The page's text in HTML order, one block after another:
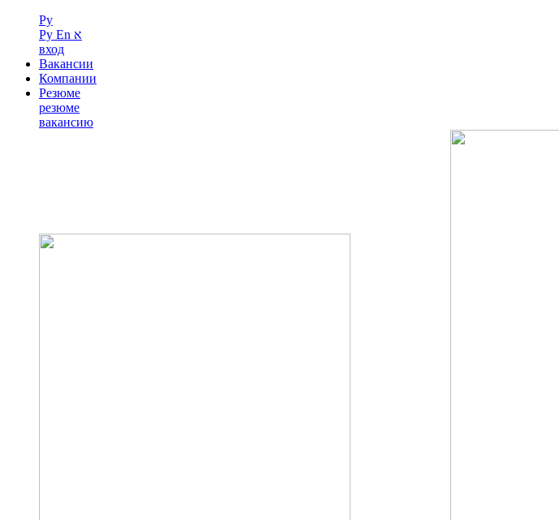
Ру
Ру En א
вход
Вакансии
Компании
Резюме
резюме
вакансию